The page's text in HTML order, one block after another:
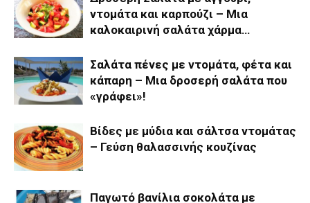
ντομάτα και καρπούζι – Μια
καλοκαιρινή σαλάτα χάρμα…
Σαλάτα πένες με ντομάτα, φέτα και
κάπαρη – Μια δροσερή σαλάτα που
«γράφει»!
Βίδες με μύδια και σάλτσα ντομάτας
– Γεύση θαλασσινής κουζίνας
Παγωτό βανίλια σοκολάτα με